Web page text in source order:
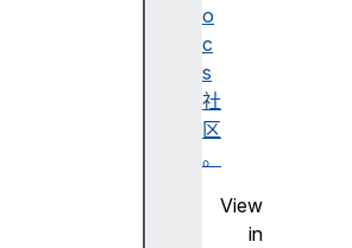
o
c
s
社
区
。
View
in